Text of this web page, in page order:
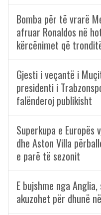
Bomba për të vrarë
afruar Ronaldos në
kërcënimet që
Gjesti i veçantë i
presidenti i
falënderoj publikisht
Superkupa e Europës
dhe Aston Villa
e parë të sezonit
E bujshme nga
akuzohet për dhunë